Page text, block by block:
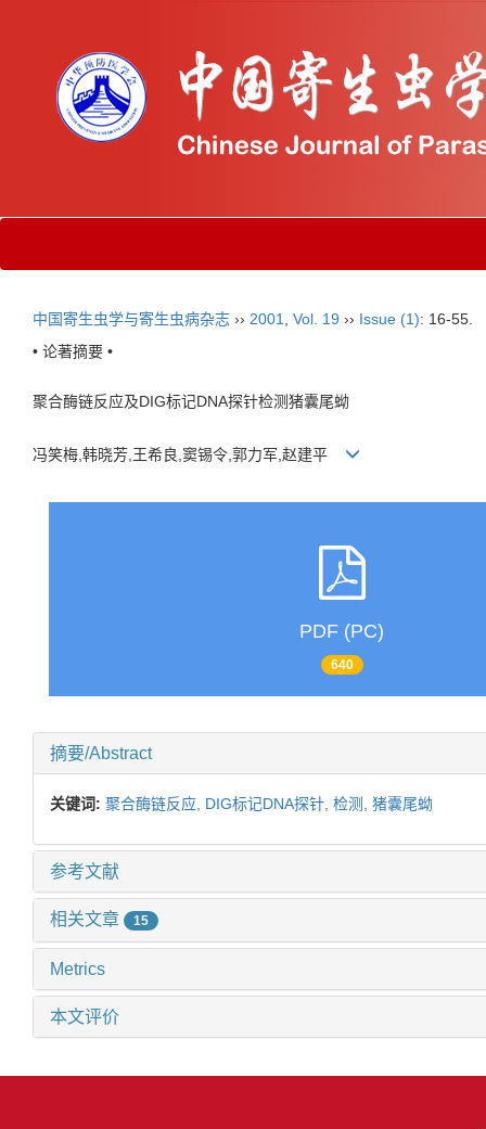
中国寄生虫学与寄生虫病杂志 ›› 2001 Vol. 19 ›› Issue (1): 16-55.
• 论著摘要 •
聚合酶链反应及DIG标记DNA探针检测猪囊尾蚴
冯笑梅,韩晓芳,王希良,窦锡令,郭力军,赵建平
PDF (PC)
640
摘要/Abstract
关键词: 聚合酶链反应, DIG标记DNA探针, 检测, 猪囊尾蚴
参考文献
相关文章 15
Metrics
本文评价